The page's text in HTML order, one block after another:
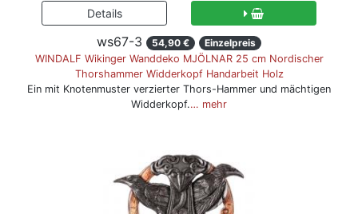
ws67-3 54,90 €
Einzelpreis
WINDALF Wikinger Wanddeko MJÖLNAR 25 cm Nordischer
Thorshammer Widderkopf Handarbeit Holz
Ein mit Knotenmuster verzierter Thors-Hammer und mächtigen
Widderkopf.… mehr